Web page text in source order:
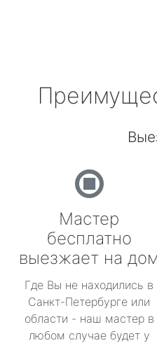
Мастер
бесплатно
выезжает на
Где Вы не находились в
Санкт-Петербурге или
области - наш мастер в
любом случае будет у